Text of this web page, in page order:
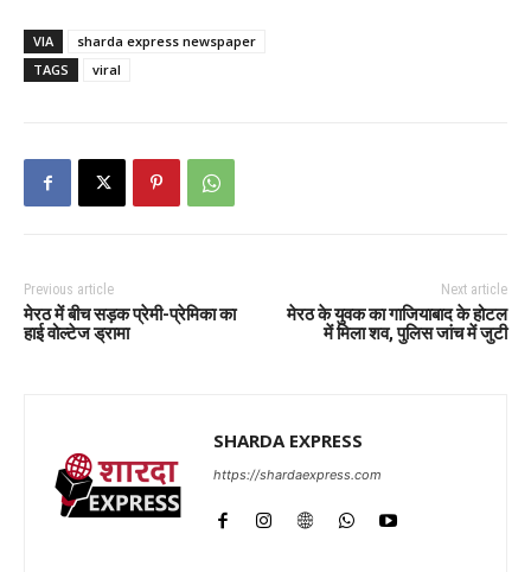
VIA
sharda express newspaper
TAGS
viral
Previous article
मेरठ में बीच सड़क प्रेमी-प्रेमिका का
हाई वोल्टेज ड्रामा
Next article
मेरठ के युवक का गाजियाबाद के होटल
में मिला शव, पुलिस जांच में जुटी
SHARDA EXPRESS
https://shardaexpress.com